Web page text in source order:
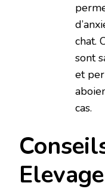
chat.
sont
et
cas.